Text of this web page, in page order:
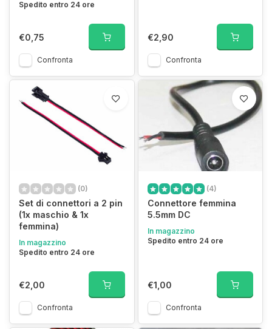
Spedito entro 24 ore
€0,75
Confronta
€2,90
Confronta
(0)
Set di connettori a 2 pin
(1x maschio & 1x
femmina)
In magazzino
Spedito entro 24 ore
€2,00
Confronta
(4)
Connettore femmina
5.5mm DC
In magazzino
Spedito entro 24 ore
€1,00
Confronta